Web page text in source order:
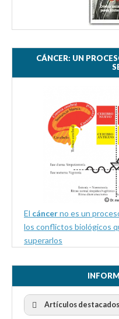
CÁNCER: UN
El cáncerno es un
los conflictos biológicos
superarlos
Artículos destacados